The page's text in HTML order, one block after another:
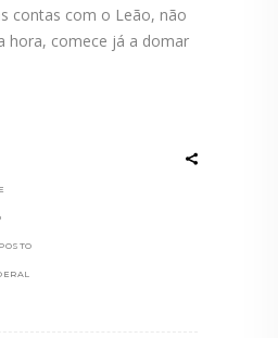
contas com o Leão, não
hora, comece já a domar